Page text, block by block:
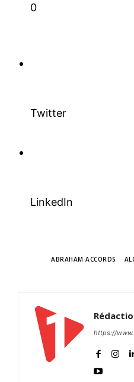
Insight
0
Twitter
LinkedIn
ABRAHAM ACCORDS
https://